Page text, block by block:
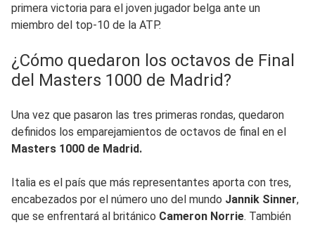
primera victoria para el joven jugador belga ante un
miembro del top-10 de la ATP.
¿Cómo quedaron los octavos de Final
del Masters 1000 de Madrid?
Una vez que pasaron las tres primeras rondas, quedaron
definidos los emparejamientos de octavos de final en el
Masters 1000 de Madrid.
Italia es el país que más representantes aporta con tres,
encabezados por el número uno del mundo Jannik Sinner,
que se enfrentará al británico Cameron Norrie. También